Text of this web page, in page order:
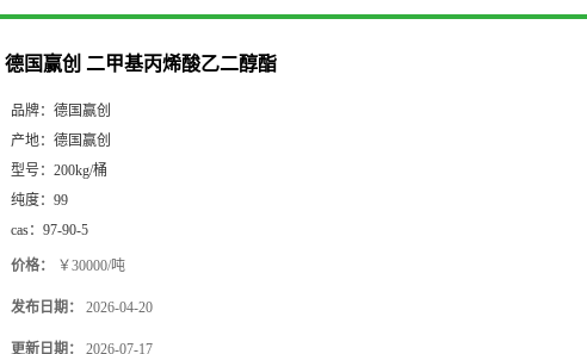
德国赢创 二甲基丙烯酸乙二醇酯
品牌： 德国赢创
产地： 德国赢创
型号： 200kg/桶
纯度： 99
cas： 97-90-5
价格： ￥30000/吨
发布日期： 2026-04-20
更新日期： 2026-07-17